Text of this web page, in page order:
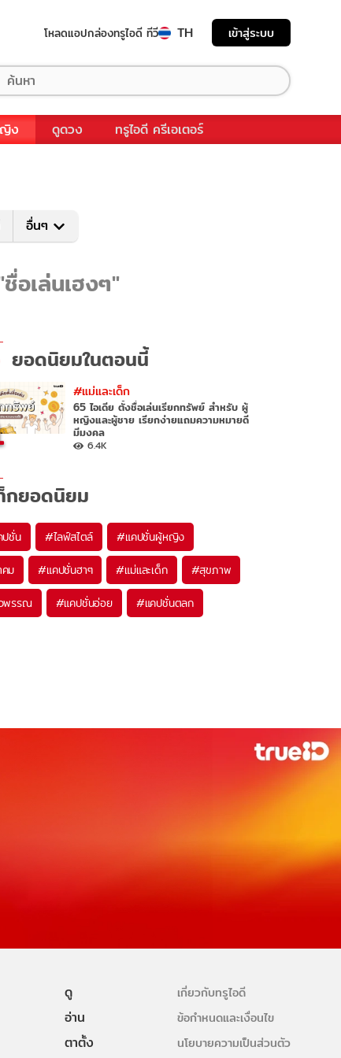
โหลดแอปกล่องทรูไอดี ทีวี TH เข้าสู่ระบบ
ง ดูดวง ทรูไอดี ครีเอเตอร์
อื่นๆ
อเล่นเฮงๆ"
ยอดนิยมในตอนนี้
#แม่และเด็ก
65 ไอเดีย ตั้งชื่อเล่นเรียกทรัพย์ สำหรับ ผู้
หญิงและผู้ชาย เรียกง่ายแถมความหมายดี
มีมงคล
6.4K
กยอดนิยม
ปชั่น #ไลฟ์สไตล์ #แคปชั่นผู้หญิง
คม #แคปชั่นฮาๆ #แม่และเด็ก #สุขภาพ
พรรณ #แคปชั่นอ่อย #แคปชั่นตลก
ดู
อ่าน
ตาตั้ง
เกี่ยวกับทรูไอดี
ข้อกำหนดและเงื่อนไข
นโยบายความเป็นส่วนตัว